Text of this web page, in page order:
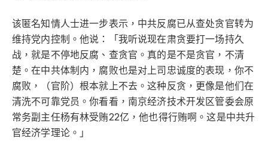
该匿名知情人士进一步表示，中共反腐已从查处贪官转为
维持党内控制。他说：「我听说现在肃贪要打一场持久
战，就是不停地反腐、查贪官。真的是不是贪官，不清
楚。在中共体制内，腐败也是对上司忠诚度的表现，你不
腐败，（官阶）根本就上不去。这种反贪，更像是他们在
清洗不可靠党员。你看看，南京经济技术开发区管委会原
常务副主任杨有林受贿22亿，他也得行贿啊。这是中共升
官经济学理论。」